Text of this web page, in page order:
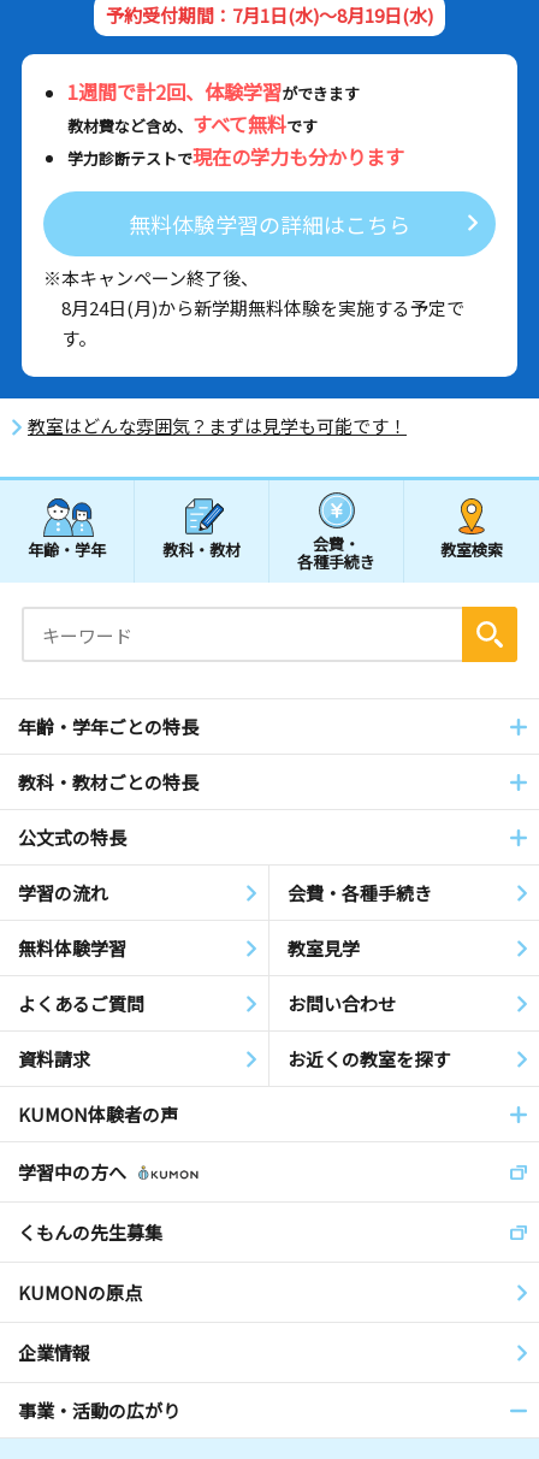
予約受付期間：7月1日(水)～8月19日(水)
1週間で計2回、体験学習ができます
教材費など含め、 すべて無料です
学力診断テストで現在の学力も分かります
無料体験学習の詳細はこちら
※本キャンペーン終了後、
8月24日(月)から新学期無料体験を実施する予定で
す。
教室はどんな雰囲気？まずは見学も可能です！
年齢・学年 教科・教材 会費・
各種手続き
教室検索
年齢・学年ごとの特長
教科・教材ごとの特長
公文式の特長
学習の流れ 会費・各種手続き
無料体験学習 教室見学
よくあるご質問 お問い合わせ
資料請求 お近くの教室を探す
KUMON体験者の声
学習中の方へ
くもんの先生募集
KUMONの原点
企業情報
事業・活動の広がり